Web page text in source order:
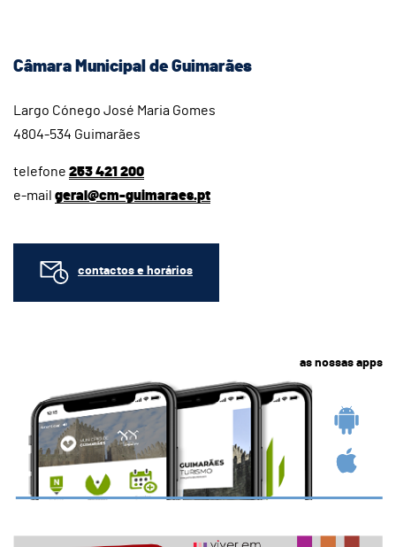
Câmara Municipal de Guimarães
Largo Cónego José Maria Gomes
4804-534 Guimarães
telefone 253 421 200
e-mail geral@cm-guimaraes.pt
contactos e horários
as nossas apps